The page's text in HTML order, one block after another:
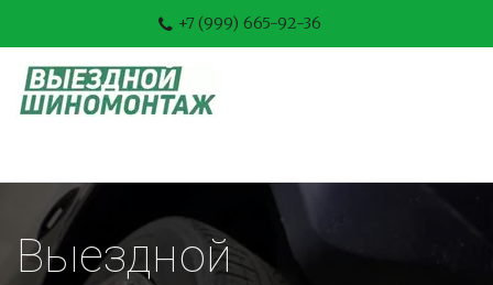
+7 (999) 665-92-36
Выездной